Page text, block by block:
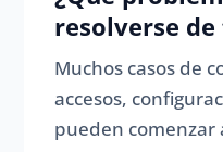
resolverse
Muchos casos de
accesos,
pueden comenzar